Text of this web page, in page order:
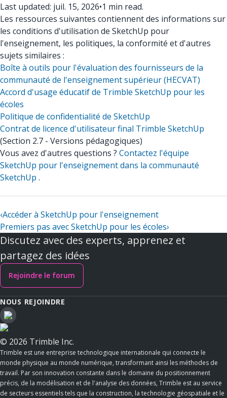
Last updated: juil. 15, 2026•1 min read.
Les ressources suivantes contiennent des informations sur
les conditions d'utilisation de SketchUp pour
l'enseignement, les politiques, la conformité et d'autres
sujets similaires :
Boîte à outils pour l'évaluation des fournisseurs de la
communauté de l'enseignement supérieur (HECVAT)
Accord d'usage éducatif de Trimble SketchUp pour les
écoles
Politique de confidentialité de SketchUp
Contrat de licence d'utilisateur final Trimble SketchUp
(Section 2.7 - Versions pédagogiques)
Vous avez d'autres questions ? Contactez l'équipe
SketchUp pour l'enseignement dans la communauté
SketchUp .
‹Accéder à SketchUp pour l'enseignement
Premiers pas avec SketchUp pour les écoles›
Discutez avec des experts, apprenez et
partagez des idées
Rejoindre le forum
NOUS REJOINDRE
© 2026 Trimble Inc.
Trimble est une entreprise technologique internationale qui connecte le
monde physique au monde numérique, transformant ainsi les méthodes de
travail. Par son innovation constante dans le domaine du positionnement
précis, de la modélisation et de l'analyse des données, Trimble est au service
de secteurs essentiels tels que la construction, la technologie géospatiale et le